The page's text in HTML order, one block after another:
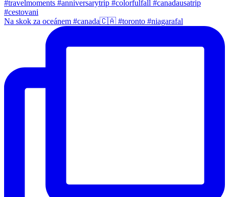
Na skok za oceánem #canada🇨🇦 #toronto #niagarafal